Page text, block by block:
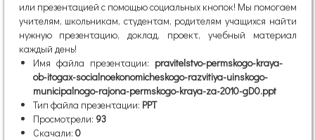
или презентацией с помощью социальных кнопок! Мы помогаем
учителям, школьникам, студентам, родителям учащихся найти
нужную презентацию, доклад, проект, учебный материал
каждый день!
Имя файла презентации: pravitelstvo-permskogo-kraya-
ob-itogax-socialnoekonomicheskogo-razvitiya-uinskogo-
municipalnogo-rajona-permskogo-kraya-za-2010-gD0.ppt
Тип файла презентации: PPT
Просмотрели: 93
Скачали: 0